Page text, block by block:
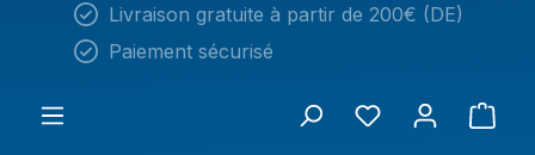
Livraison gratuite à partir de 200€ (DE)
Paiement sécurisé